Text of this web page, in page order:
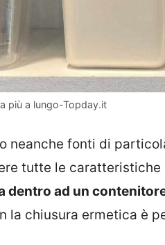
più a lungo-Topday.it
neanche fonti di
tutte le caratteristiche
dentro ad un
la chiusura ermetica è